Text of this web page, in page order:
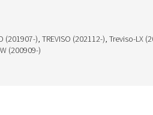
), TREVISO (202112-), Treviso-LX
(200909-)